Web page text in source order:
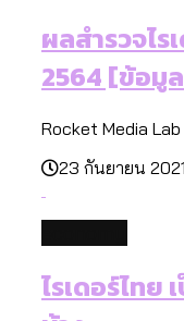
ผลสำรวจไร
2564 [ข้อมู
Rocket Media Lab
23 กันยายน 2021
ไรเดอร์ไทย